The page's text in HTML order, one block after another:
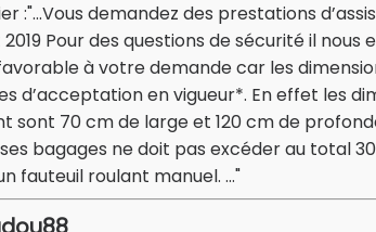
:"...Vous demandez des prestations
Pour des questions de sécurité il
à votre demande car les
d’acceptation en vigueur*. En effet les
sont 70 cm de large et 120 cm de
bagages ne doit pas excéder au total
fauteuil roulant manuel. ..."